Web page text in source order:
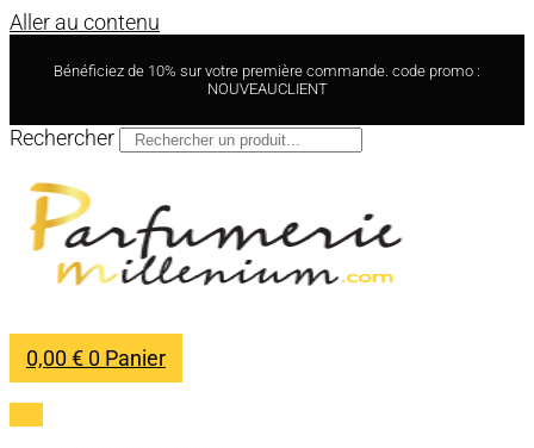
Aller au contenu
Bénéficiez de 10% sur votre première commande. code promo :
NOUVEAUCLIENT
Rechercher
0,00€ 0 Panier